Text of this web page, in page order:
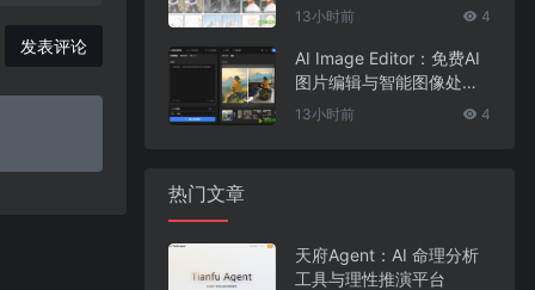
发表评论
13小时前 4
AI Image Editor：免费AI
图片编辑与智能图像处理
工具
13小时前 4
热门文章
天府Agent：AI 命理分析
工具与理性推演平台